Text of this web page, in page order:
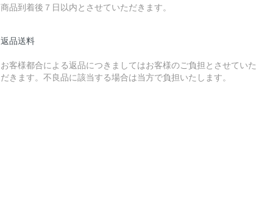
商品到着後７日以内とさせていただきます。
返品送料
お客様都合による返品につきましてはお客様のご負担とさせていた
だきます。不良品に該当する場合は当方で負担いたします。